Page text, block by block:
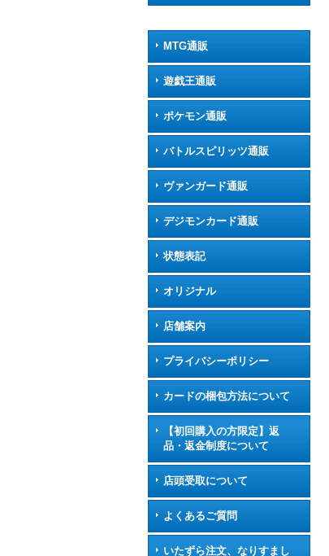
MTG通販
遊戯王通販
ポケモン通販
バトルスピリッツ通販
ヴァンガード通販
デジモンカード通販
状態表記
オリジナル
店舗案内
プライバシーポリシー
カードの梱包方法について
【初回購入の方限定】返
品・返金制度について
店頭受取について
よくあるご質問
いたずら注文、なりすまし